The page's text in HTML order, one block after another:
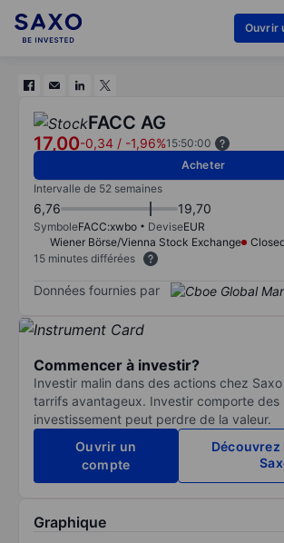
Ouvrir
FACC AG
17,00-0,34 / -1,96%15:50:00
Acheter
Intervalle de 52 semaines
6,76 19,70
SymboleFACC:xwbo DeviseEUR
Wiener Börse/Vienna Stock Exchange
15 minutes différées
Données fournies par
Commencer à investir?
Investir malin dans des actions chez
tarrifs avantageux. Investir comporte des
investissement peut perdre de la valeur.
Ouvrir un
compte
Graphique